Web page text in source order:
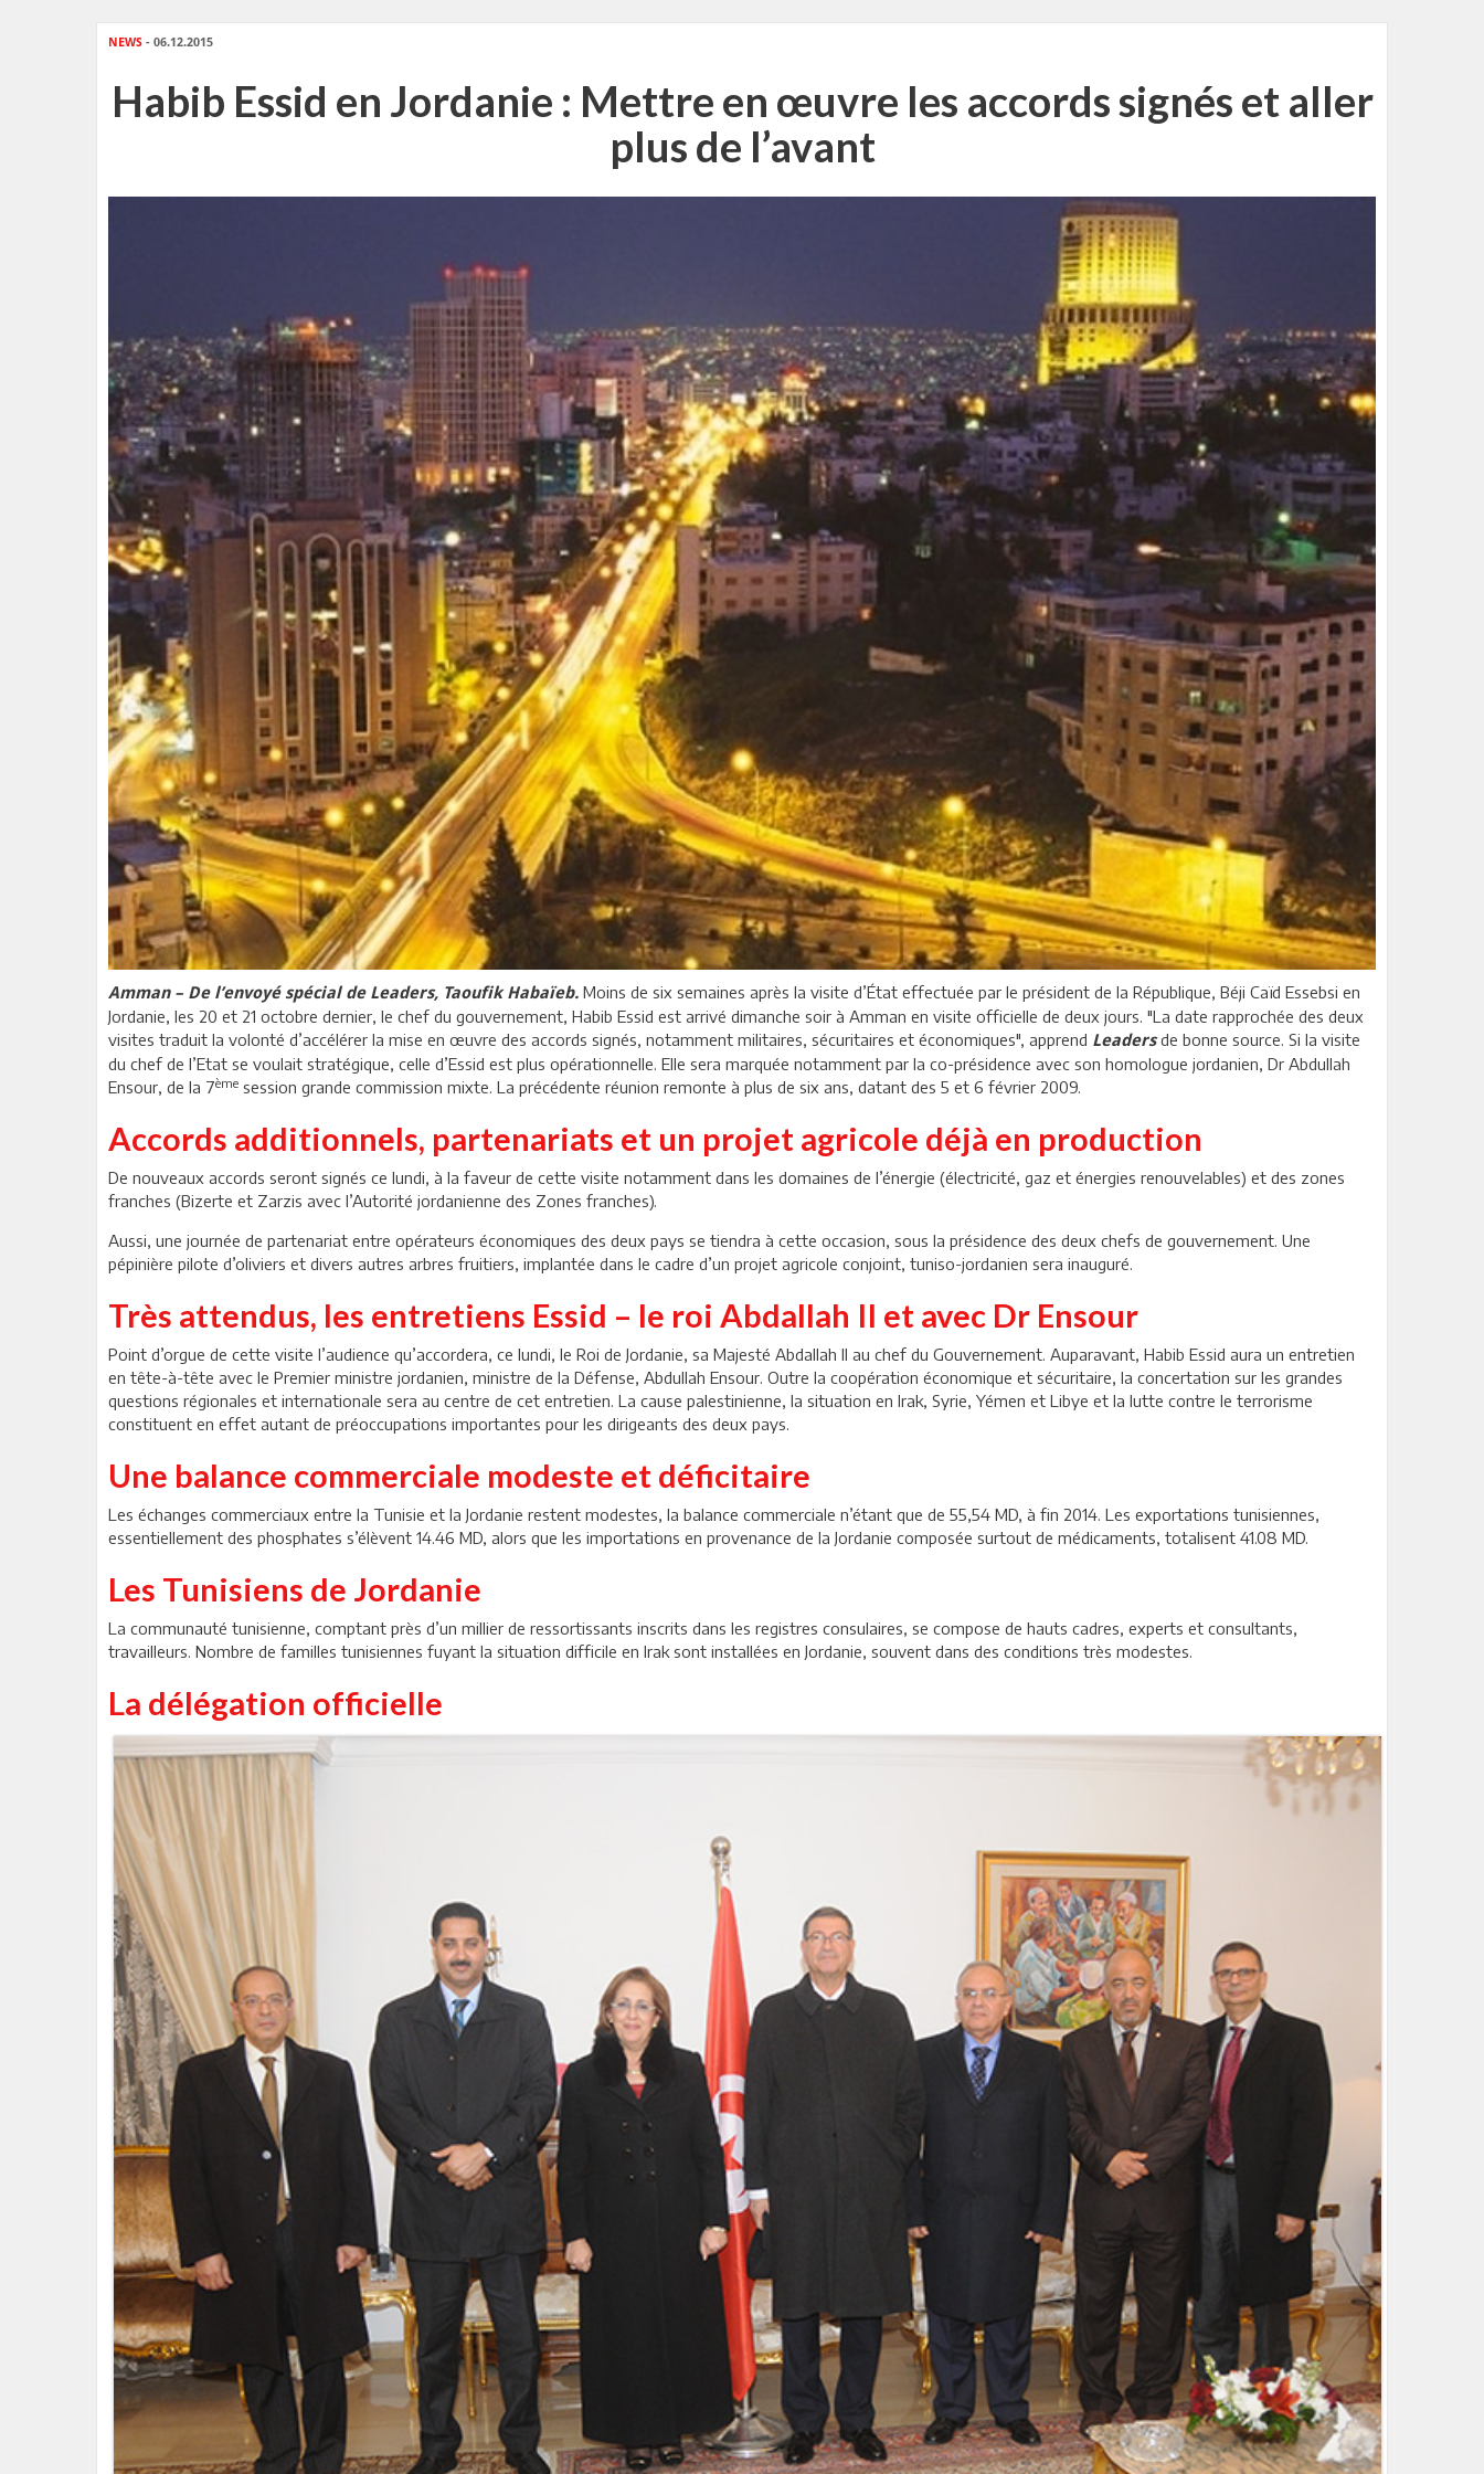
NEWS - 06.12.2015
Habib Essid en Jordanie : Mettre en œuvre les accords signés et aller
plus de l’avant
Amman – De l’envoyé spécial de Leaders, Taoufik Habaïeb. Moins de six semaines après la visite d’État effectuée par le président de la République, Béji Caïd Essebsi en
Jordanie, les 20 et 21 octobre dernier, le chef du gouvernement, Habib Essid est arrivé dimanche soir à Amman en visite officielle de deux jours. "La date rapprochée des deux
visites traduit la volonté d’accélérer la mise en œuvre des accords signés, notamment militaires, sécuritaires et économiques", apprend Leadersde bonne source. Si la visite
du chef de l’Etat se voulait stratégique, celle d’Essid est plus opérationnelle. Elle sera marquée notamment par la co-présidence avec son homologue jordanien, Dr Abdullah
Ensour, de la 7ème session grande commission mixte. La précédente réunion remonte à plus de six ans, datant des 5 et 6 février 2009.
Accords additionnels, partenariats et un projet agricole déjà en production
De nouveaux accords seront signés ce lundi, à la faveur de cette visite notamment dans les domaines de l’énergie (électricité, gaz et énergies renouvelables) et des zones
franches (Bizerte et Zarzis avec l’Autorité jordanienne des Zones franches).
Aussi, une journée de partenariat entre opérateurs économiques des deux pays se tiendra à cette occasion, sous la présidence des deux chefs de gouvernement. Une
pépinière pilote d’oliviers et divers autres arbres fruitiers, implantée dans le cadre d’un projet agricole conjoint, tuniso-jordanien sera inauguré.
Très attendus, les entretiens Essid – le roi Abdallah II et avec Dr Ensour
Point d’orgue de cette visite l’audience qu’accordera, ce lundi, le Roi de Jordanie, sa Majesté Abdallah II au chef du Gouvernement. Auparavant, Habib Essid aura un entretien
en tête-à-tête avec le Premier ministre jordanien, ministre de la Défense, Abdullah Ensour. Outre la coopération économique et sécuritaire, la concertation sur les grandes
questions régionales et internationale sera au centre de cet entretien. La cause palestinienne, la situation en Irak, Syrie, Yémen et Libye et la lutte contre le terrorisme
constituent en effet autant de préoccupations importantes pour les dirigeants des deux pays.
Une balance commerciale modeste et déficitaire
Les échanges commerciaux entre la Tunisie et la Jordanie restent modestes, la balance commerciale n’étant que de 55,54 MD, à fin 2014. Les exportations tunisiennes,
essentiellement des phosphates s’élèvent 14.46 MD, alors que les importations en provenance de la Jordanie composée surtout de médicaments, totalisent 41.08 MD.
Les Tunisiens de Jordanie
La communauté tunisienne, comptant près d’un millier de ressortissants inscrits dans les registres consulaires, se compose de hauts cadres, experts et consultants,
travailleurs. Nombre de familles tunisiennes fuyant la situation difficile en Irak sont installées en Jordanie, souvent dans des conditions très modestes.
La délégation officielle